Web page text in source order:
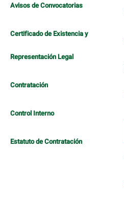
Avisos de Convocatorias
Certificado de Existencia y
Representación Legal
Contratación
Control Interno
Estatuto de Contratación